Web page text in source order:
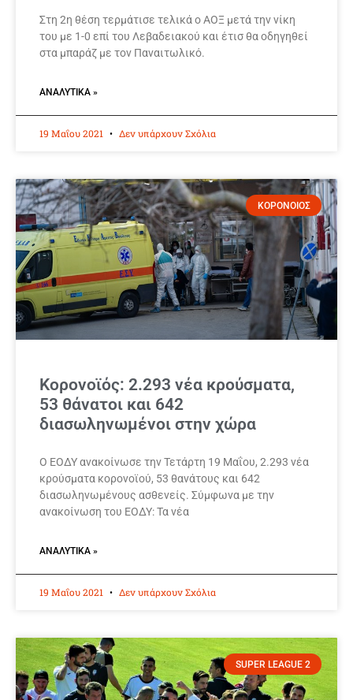
Στη 2η θέση τερμάτισε τελικά ο ΑΟΞ μετά την νίκη
του με 1-0 επί του Λεβαδειακού και έτισ θα οδηγηθεί
στα μπαράζ με τον Παναιτωλικό.
ΑΝΑΛΥΤΙΚΆ »
19 Μαΐου 2021 Δεν υπάρχουν Σχόλια
ΚΟΡΟΝΟΙΟΣ
Κορονοϊός: 2.293 νέα κρούσματα,
53 θάνατοι και 642
διασωληνωμένοι στην χώρα
Ο ΕΟΔΥ ανακοίνωσε την Τετάρτη 19 Μαΐου, 2.293 νέα
κρούσματα κορονοϊού, 53 θανάτους και 642
διασωληνωμένους ασθενείς. Σύμφωνα με την
ανακοίνωση του ΕΟΔΥ: Τα νέα
ΑΝΑΛΥΤΙΚΆ »
19 Μαΐου 2021 Δεν υπάρχουν Σχόλια
SUPER LEAGUE 2